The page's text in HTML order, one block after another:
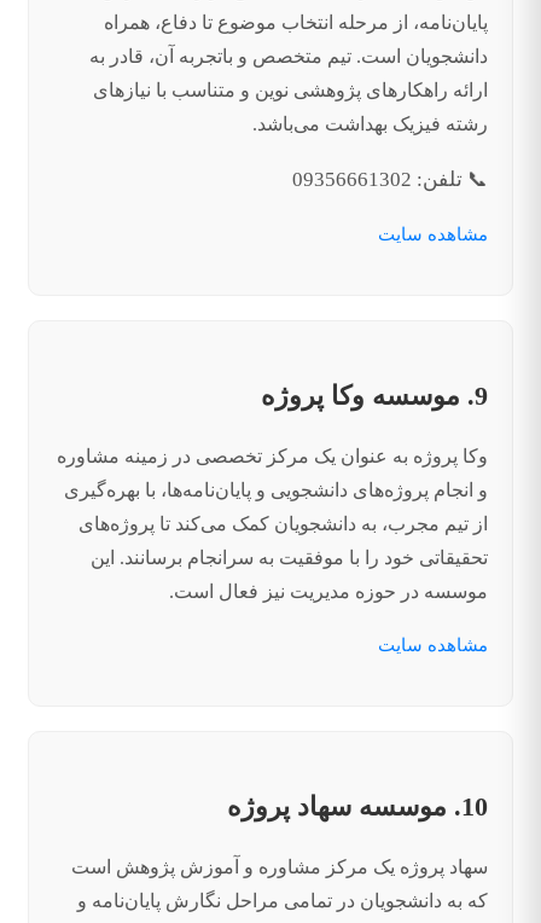
پایان‌نامه، از مرحله انتخاب موضوع تا دفاع، همراه
دانشجویان است. تیم متخصص و باتجربه آن، قادر به
ارائه راهکارهای پژوهشی نوین و متناسب با نیازهای
رشته فیزیک بهداشت می‌باشد.
📞 تلفن: 09356661302
مشاهده سایت
9. موسسه وکا پروژه
وکا پروژه به عنوان یک مرکز تخصصی در زمینه مشاوره
و انجام پروژه‌های دانشجویی و پایان‌نامه‌ها، با بهره‌گیری
از تیم مجرب، به دانشجویان کمک می‌کند تا پروژه‌های
تحقیقاتی خود را با موفقیت به سرانجام برسانند. این
موسسه در حوزه مدیریت نیز فعال است.
مشاهده سایت
10. موسسه سهاد پروژه
سهاد پروژه یک مرکز مشاوره و آموزش پژوهش است
که به دانشجویان در تمامی مراحل نگارش پایان‌نامه و